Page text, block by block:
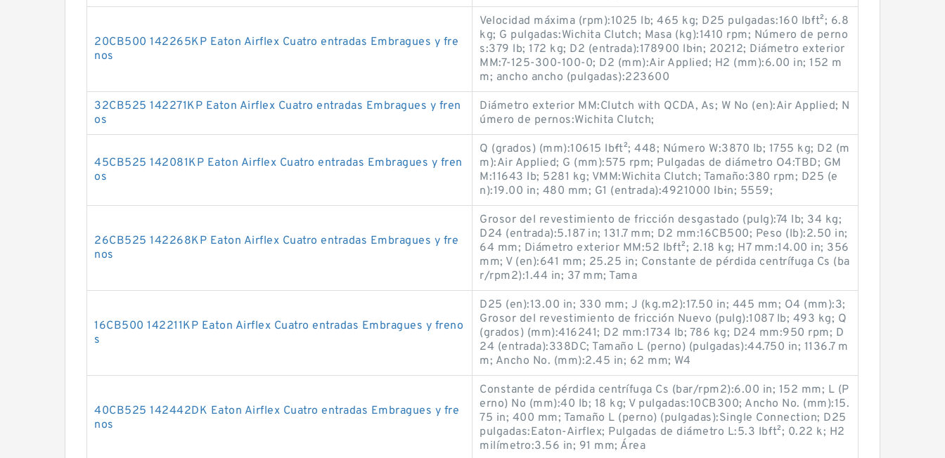
20CB500 142265KP Eaton Airflex Cuatro entradas Embragues y fre
nos
Velocidad máxima (rpm):1025 lb; 465 kg; D25 pulgadas:160 lb·ft²; 6.8
kg; G pulgadas:Wichita Clutch; Masa (kg):1410 rpm; Número de perno
s:379 lb; 172 kg; D2 (entrada):178900 lb·in; 20212; Diámetro exterior
MM:7-125-300-100-0; D2 (mm):Air Applied; H2 (mm):6.00 in; 152 m
m; ancho ancho (pulgadas):223600
32CB525 142271KP Eaton Airflex Cuatro entradas Embragues y fren
os
Diámetro exterior MM:Clutch with QCDA, As; W No (en):Air Applied; N
úmero de pernos:Wichita Clutch;
45CB525 142081KP Eaton Airflex Cuatro entradas Embragues y fren
os
Q (grados) (mm):10615 lb·ft²; 448; Número W:3870 lb; 1755 kg; D2 (m
m):Air Applied; G (mm):575 rpm; Pulgadas de diámetro O4:TBD; GM
M:11643 lb; 5281 kg; VMM:Wichita Clutch; Tamaño:380 rpm; D25 (e
n):19.00 in; 480 mm; G1 (entrada):4921000 lb·in; 5559;
26CB525 142268KP Eaton Airflex Cuatro entradas Embragues y fre
nos
Grosor del revestimiento de fricción desgastado (pulg):74 lb; 34 kg;
D24 (entrada):5.187 in; 131.7 mm; D2 mm:16CB500; Peso (lb):2.50 in;
64 mm; Diámetro exterior MM:52 lb·ft²; 2.18 kg; H7 mm:14.00 in; 356
mm; V (en):641 mm; 25.25 in; Constante de pérdida centrífuga Cs (ba
r/rpm2):1.44 in; 37 mm; Tama
16CB500 142211KP Eaton Airflex Cuatro entradas Embragues y freno
s
D25 (en):13.00 in; 330 mm; J (kg.m2):17.50 in; 445 mm; O4 (mm):3;
Grosor del revestimiento de fricción Nuevo (pulg):1087 lb; 493 kg; Q
(grados) (mm):416241; D2 mm:1734 lb; 786 kg; D24 mm:950 rpm; D
24 (entrada):338DC; Tamaño L (perno) (pulgadas):44.750 in; 1136.7 m
m; Ancho No. (mm):2.45 in; 62 mm; W4
40CB525 142442DK Eaton Airflex Cuatro entradas Embragues y fre
nos
Constante de pérdida centrífuga Cs (bar/rpm2):6.00 in; 152 mm; L (P
erno) No (mm):40 lb; 18 kg; V pulgadas:10CB300; Ancho No. (mm):15.
75 in; 400 mm; Tamaño L (perno) (pulgadas):Single Connection; D25
pulgadas:Eaton-Airflex; Pulgadas de diámetro L:5.3 lb·ft²; 0.22 k; H2
milímetro:3.56 in; 91 mm; Área